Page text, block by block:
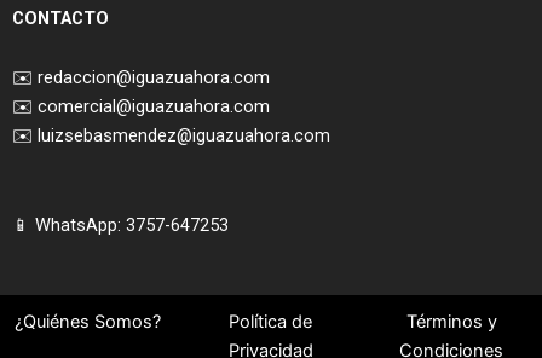
CONTACTO
✉️ redaccion@iguazuahora.com
✉️ comercial@iguazuahora.com
✉️ luizsebasmendez@iguazuahora.com
📱 WhatsApp: 3757-647253
¿Quiénes Somos?
Política de
Privacidad
Términos y
Condiciones